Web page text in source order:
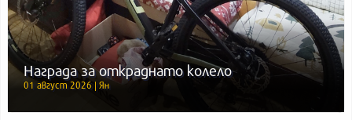
Награда за откраднато колело
01 август 2026 | Ян